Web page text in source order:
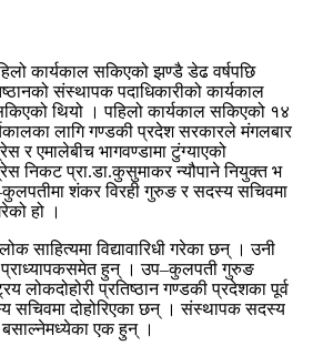
कार्यकाल सकिएको झण्डै डेढ वर्षपछि
संस्थापक पदाधिकारीको कार्यकाल
थियो । पहिलो कार्यकाल सकिएको १४
लागि गण्डकी प्रदेश सरकारले मंगलबार
र एमालेबीच भागवण्डामा टुंग्याएको
निकट प्रा.डा.कुसुमाकर न्यौपाने नियुक्त भ
शंकर विरही गुरुङ र सदस्य सचिवमा
हो ।
साहित्यमा विद्यावारिधी गरेका छन् । उनी
प्राध्यापकसमेत हुन् । उप–कुलपती गुरुङ
लोकदोहोरी प्रतिष्ठान गण्डकी प्रदेशका पूर्व
सचिवमा दोहोरिएका छन् । संस्थापक सदस्य
बसाल्नेमध्येका एक हुन् ।